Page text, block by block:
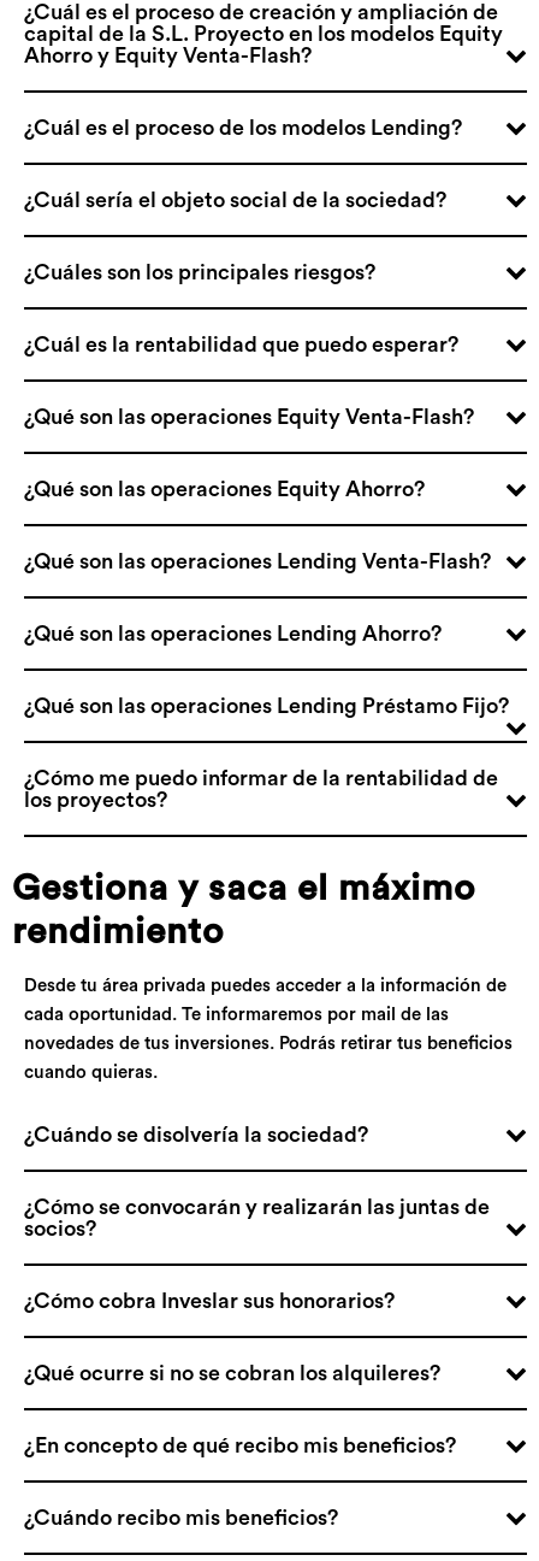
¿Cuál es el proceso de creación y ampliación de
capital de la S.L. Proyecto en los modelos Equity
Ahorro y Equity Venta-Flash?
¿Cuál es el proceso de los modelos Lending?
¿Cuál sería el objeto social de la sociedad?
¿Cuáles son los principales riesgos?
¿Cuál es la rentabilidad que puedo esperar?
¿Qué son las operaciones Equity Venta-Flash?
¿Qué son las operaciones Equity Ahorro?
¿Qué son las operaciones Lending Venta-Flash?
¿Qué son las operaciones Lending Ahorro?
¿Qué son las operaciones Lending Préstamo Fijo?
¿Cómo me puedo informar de la rentabilidad de
los proyectos?
Gestiona y saca el máximo
rendimiento
Desde tu área privada puedes acceder a la información de
cada oportunidad. Te informaremos por mail de las
novedades de tus inversiones. Podrás retirar tus beneficios
cuando quieras.
¿Cuándo se disolvería la sociedad?
¿Cómo se convocarán y realizarán las juntas de
socios?
¿Cómo cobra Inveslar sus honorarios?
¿Qué ocurre si no se cobran los alquileres?
¿En concepto de qué recibo mis beneficios?
¿Cuándo recibo mis beneficios?